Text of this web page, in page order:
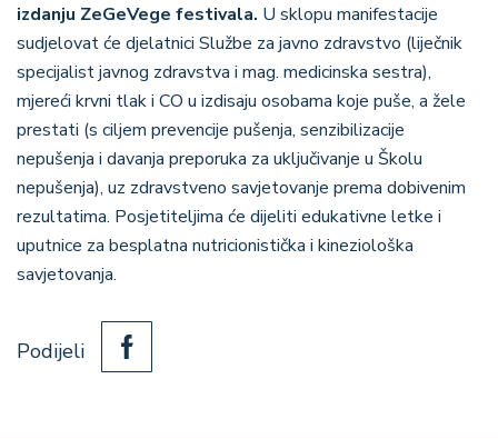
izdanju ZeGeVege festivala. U sklopu manifestacije
sudjelovat će djelatnici Službe za javno zdravstvo (liječnik
specijalist javnog zdravstva i mag. medicinska sestra),
mjereći krvni tlak i CO u izdisaju osobama koje puše, a žele
prestati (s ciljem prevencije pušenja, senzibilizacije
nepušenja i davanja preporuka za uključivanje u Školu
nepušenja), uz zdravstveno savjetovanje prema dobivenim
rezultatima. Posjetiteljima će dijeliti edukativne letke i
uputnice za besplatna nutricionistička i kineziološka
savjetovanja.
Podijeli